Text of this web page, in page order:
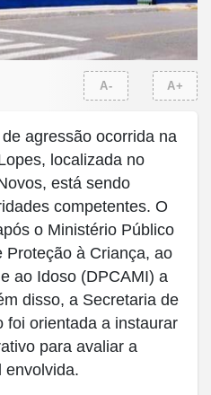
A- A+
agressão ocorrida na
localizada no
está sendo
competentes. O
o Ministério Público
Proteção à Criança, ao
ao Idoso (DPCAMI) a
disso, a Secretaria de
foi orientada a instaurar
para avaliar a
envolvida.